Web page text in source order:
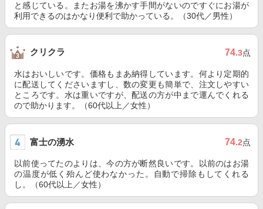
と感じている。またお湯を沸かす手間がないのですぐにお湯が
利用できるのはかなり便利で助かっている。（30代／男性）
クリクラ 74.3点
水はおいしいです。価格もまあ納得しています。何より定期的
に配送してくださいますし、数の変更も簡単で、注文しやすい
ところです。水は重いですが、配送の方が中まで運んでくれる
ので助かります。（60代以上／女性）
富士の湧水 74.2点
以前使ってたのよりは、今の方が断然良いです。以前のはお湯
の温度が低く殆んど使わなかった。自動で掃除もしてくれる
し。（60代以上／女性）